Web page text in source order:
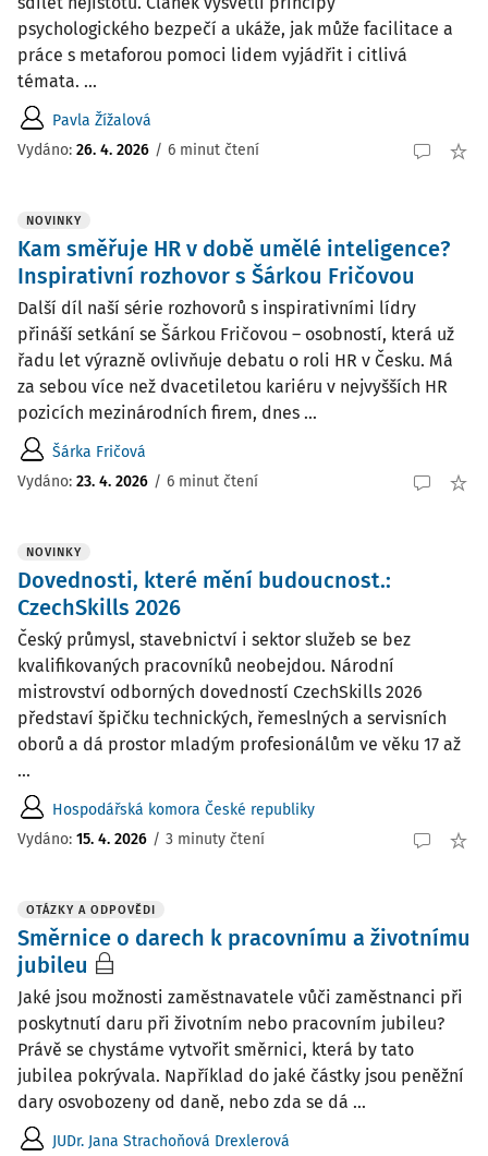
psychologického bezpečí a ukáže, jak může facilitace a
práce s metaforou pomoci lidem vyjádřit i citlivá
témata. ...
Pavla Žížalová
Vydáno: 26. 4. 2026 / 6 minut čtení
NOVINKY
Kam směřuje HR v době umělé inteligence?
Inspirativní rozhovor s Šárkou Fričovou
Další díl naší série rozhovorů s inspirativními lídry
přináší setkání se Šárkou Fričovou – osobností, která už
řadu let výrazně ovlivňuje debatu o roli HR v Česku. Má
za sebou více než dvacetiletou kariéru v nejvyšších HR
pozicích mezinárodních firem, dnes ...
Šárka Fričová
Vydáno: 23. 4. 2026 / 6 minut čtení
NOVINKY
Dovednosti, které mění budoucnost.:
CzechSkills 2026
Český průmysl, stavebnictví i sektor služeb se bez
kvalifikovaných pracovníků neobejdou. Národní
mistrovství odborných dovedností CzechSkills 2026
představí špičku technických, řemeslných a servisních
oborů a dá prostor mladým profesionálům ve věku 17 až
...
Hospodářská komora České republiky
Vydáno: 15. 4. 2026 / 3 minuty čtení
OTÁZKY A ODPOVĚDI
Směrnice o darech k pracovnímu a životnímu
jubileu
Jaké jsou možnosti zaměstnavatele vůči zaměstnanci při
poskytnutí daru při životním nebo pracovním jubileu?
Právě se chystáme vytvořit směrnici, která by tato
jubilea pokrývala. Například do jaké částky jsou peněžní
dary osvobozeny od daně, nebo zda se dá ...
JUDr. Jana Strachoňová Drexlerová